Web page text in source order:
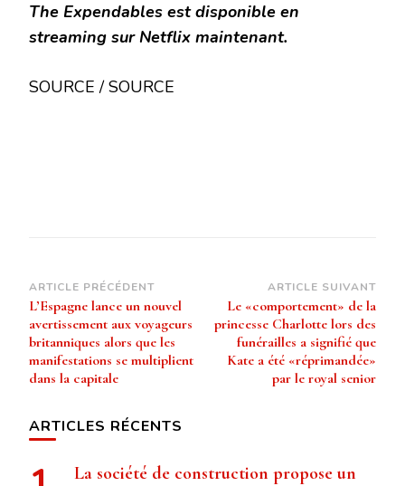
The Expendables est disponible en
streaming sur Netflix maintenant.
SOURCE / SOURCE
Navigation
d’article
ARTICLE PRÉCÉDENT
L’Espagne lance un nouvel
avertissement aux voyageurs
britanniques alors que les
manifestations se multiplient
dans la capitale
ARTICLE SUIVANT
Le «comportement» de la
princesse Charlotte lors des
funérailles a signifié que
Kate a été «réprimandée»
par le royal senior
ARTICLES RÉCENTS
La société de construction propose un